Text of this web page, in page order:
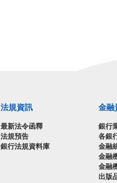
法規資訊
最新法令函釋
法規預告
銀行法規資料庫
金融
銀行
各銀
金融
金融
金融
出版